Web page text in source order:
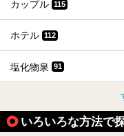
カップル 115
ホテル 112
塩化物泉 91
いろいろな方法で